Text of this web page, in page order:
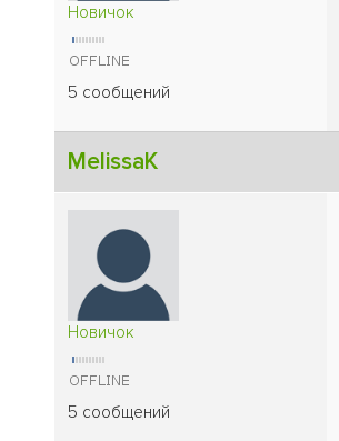
Новичок
5 сообщений
MelissaK
Новичок
5 сообщений